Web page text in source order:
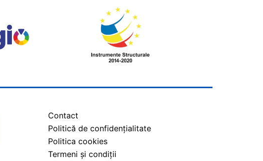
Contact
Politică de confidențialitate
Politica cookies
Termeni și condiții